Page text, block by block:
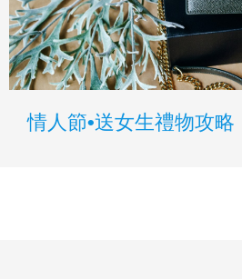
情人節•送女生禮物攻略